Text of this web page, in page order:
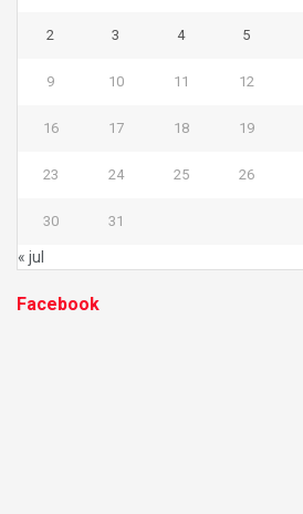
2 3 4 5
9 10 11 12
16 17 18 19
23 24 25 26
30 31
« jul
Facebook